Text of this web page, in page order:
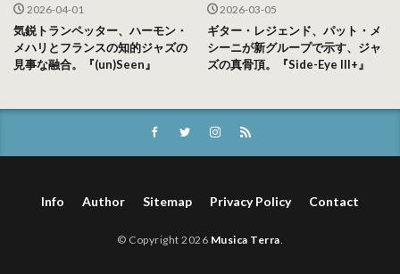
2026-04-01
気鋭トランペッター、ハーモン・
メハリとフランスの知的ジャズの
見事な融合。『(un)Seen』
2026-03-05
ギター・レジェンド、パット・メ
シーニが新グループで示す、ジャ
ズの真骨頂。『Side-Eye III+』
Info Author Sitemap Privacy Policy Contact
© Copyright 2026 Musica Terra.